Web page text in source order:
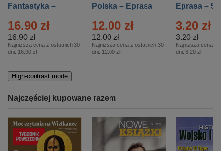
Fantastyka –
16.90 zł
16.90 zł
Najniższa cena z ostatnich 30
dni: 16.90 zł
Polska – Eprasa
12.00 zł
12.00 zł
Najniższa cena z ostatnich 30
dni: 12.00 zł
Eprasa – 5/
3.20 zł
3.20 zł
Najniższa cena z
dni: 3.20 zł
High-contrast mode
Najczęściej kupowane razem